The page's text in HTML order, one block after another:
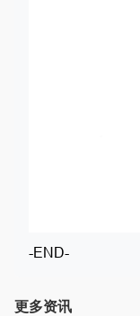
-END-
更多资讯